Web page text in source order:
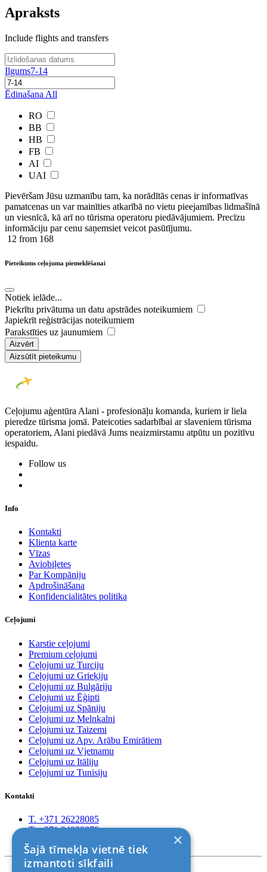
Apraksts
Include flights and transfers
Ilgums7-14
Ēdinašana All
RO
BB
HB
FB
AI
UAI
Pievēršam Jūsu uzmanību tam, ka norādītās cenas ir ​informatīvas ​
pamatcenas un var mainīties atkarībā ​no ​vietu pieejamības lidmašīnā
un viesnīcā, kā arī no tūrisma operatoru piedāvājumiem. Precīzu
informāciju par cenu saņemsiet veicot pasūtījumu.
12 from 168
Pieteikums ceļojuma piemeklēšanai
Notiek ielāde...
Piekrītu privātuma un datu apstrādes noteikumiem
Japiekrīt reģistrācijas noteikumiem
Parakstīties uz jaunumiem
Aizvērt
Aizsūtīt pieteikumu
Ceļojumu aģentūra Alani - profesionāļu komanda, kuriem ir liela
pieredze tūrisma jomā. Pateicoties sadarbībai ar slaveniem tūrisma
operatoriem, Alani piedāvā Jums neaizmirstamu atpūtu un pozitīvu
iespaidu.
Follow us
Info
Kontakti
Klienta karte
Vīzas
Aviobiļetes
Par Kompāniju
Apdrošināšana
Konfidencialitātes politika
Ceļojumi
Karstie ceļojumi
Premium ceļojumi
Ceļojumi uz Turciju
Ceļojumi uz Grieķiju
Ceļojumi uz Bulgāriju
Ceļojumi uz Ēģipti
Ceļojumi uz Spāniju
Ceļojumi uz Melnkalni
Ceļojumi uz Taizemi
Ceļojumi uz Apv. Arābu Emirātiem
Ceļojumi uz Vjetnamu
Ceļojumi uz Itāliju
Ceļojumi uz Tunisiju
Kontakti
T. +371 26228085
T. +371 24888878
×
Šajā tīmekļa vietnē tiek
izmantoti sīkfaili